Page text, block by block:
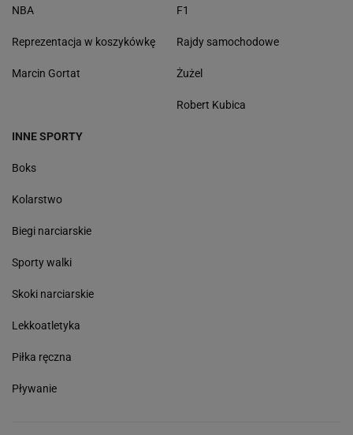
NBA
Reprezentacja w koszykówkę
Marcin Gortat
F1
Rajdy samochodowe
Żużel
Robert Kubica
INNE SPORTY
Boks
Kolarstwo
Biegi narciarskie
Sporty walki
Skoki narciarskie
Lekkoatletyka
Piłka ręczna
Pływanie